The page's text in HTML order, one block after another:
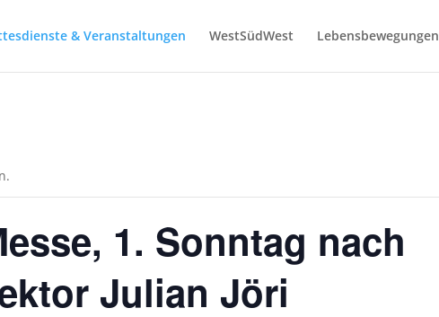
& Veranstaltungen WestSüdWest Lebensbewegungen
1. Sonntag nach
Julian Jöri